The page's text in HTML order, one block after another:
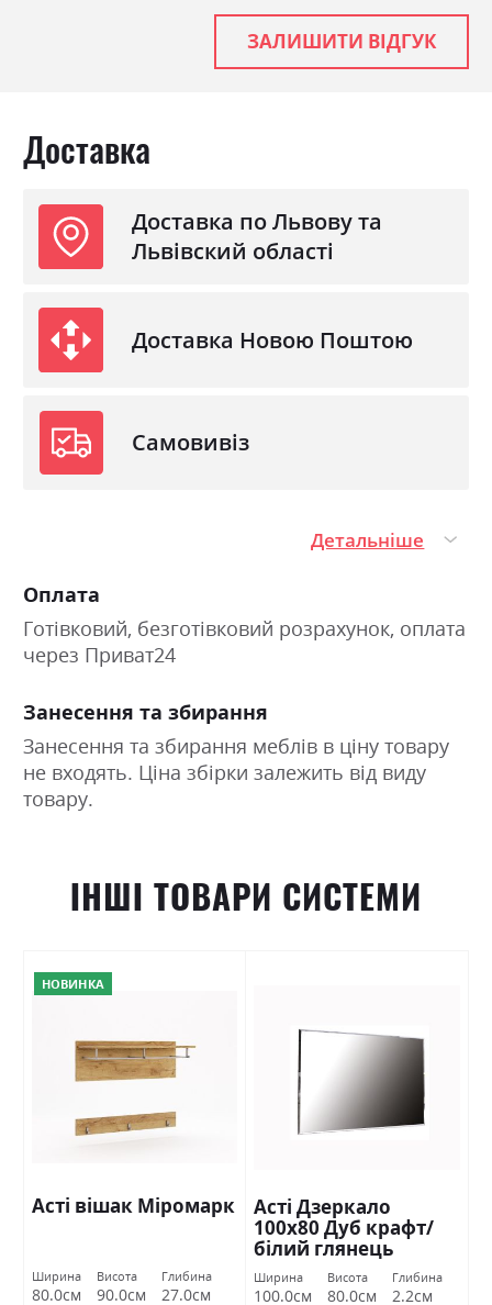
дуб крафт
дуб крафт/білий глянець
ЗАЛИШИТИ ВІДГУК
Доставка
Доставка по Львову та
Львівский області
Доставка Новою Поштою
Самовивіз
Детальніше
Оплата
Готівковий, безготівковий розрахунок, оплата
через Приват24
Занесення та збирання
Занесення та збирання меблів в ціну товару
не входять. Ціна збірки залежить від виду
товару.
ІНШІ ТОВАРИ СИСТЕМИ
НОВИНКА
Асті вішак Міромарк
Ширина
80.0см
Висота
90.0см
Глибина
27.0см
Асті Дзеркало
100х80 Дуб крафт/
білий глянець
Міромарк
Ширина
100.0см
Висота
80.0см
Глибина
2.2см